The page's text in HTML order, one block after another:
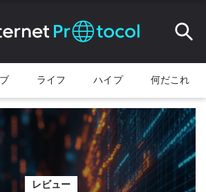
ライフ ハイプ 何だこれ
レビュー